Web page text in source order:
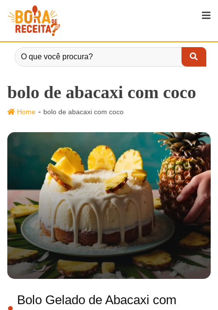
bolo de abacaxi com coco
Home - bolo de abacaxi com coco
Bolo Gelado de Abacaxi com